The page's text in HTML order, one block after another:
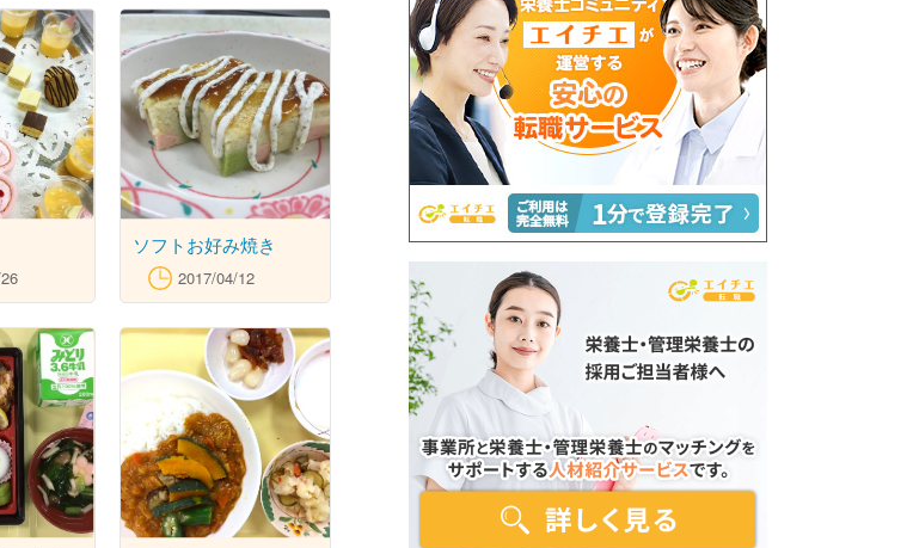
ソフトお好み焼き
2017/04/12